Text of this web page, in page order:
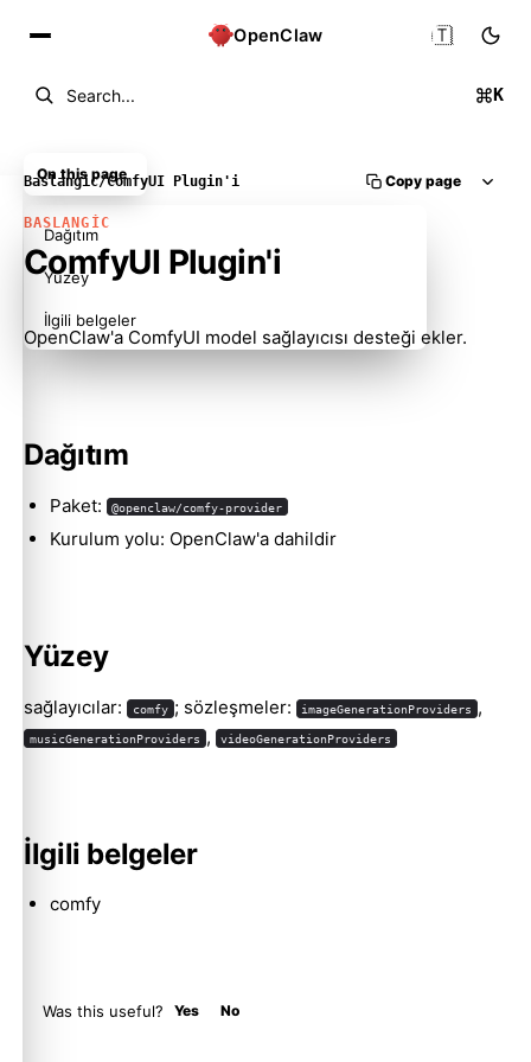
OpenClaw
Search... K
🇹🇷
Baslangic/ComfyUI Plugin'i Copy page
BASLANGIC
ComfyUI Plugin'i
OpenClaw'a ComfyUI model sağlayıcısı desteği ekler.
Dağıtım
Paket: @openclaw/comfy-provider
Kurulum yolu: OpenClaw'a dahildir
Yüzey
sağlayıcılar: comfy ; sözleşmeler: imageGenerationProviders ,
musicGenerationProviders , videoGenerationProviders
İlgili belgeler
comfy
Was this useful? Yes No
On this page
Dağıtım
Yüzey
İlgili belgeler